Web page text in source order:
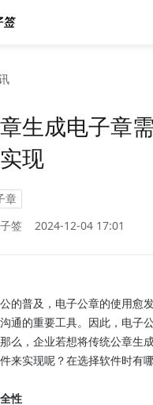
生成电子章
现
章
签
2024-12-04 17:01
的普及，电子公章的使用愈
通的重要工具。因此，电子
么，企业若想将传统公章生
来实现呢？在选择软件时有
性